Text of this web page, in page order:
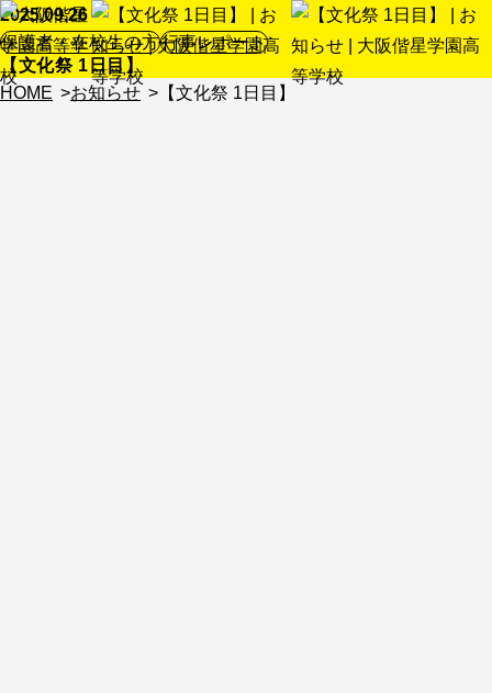
2025.09.26
保護者・在校生の方行事レポート
【文化祭 1日目】
HOME
お知らせ 【文化祭 1日目】